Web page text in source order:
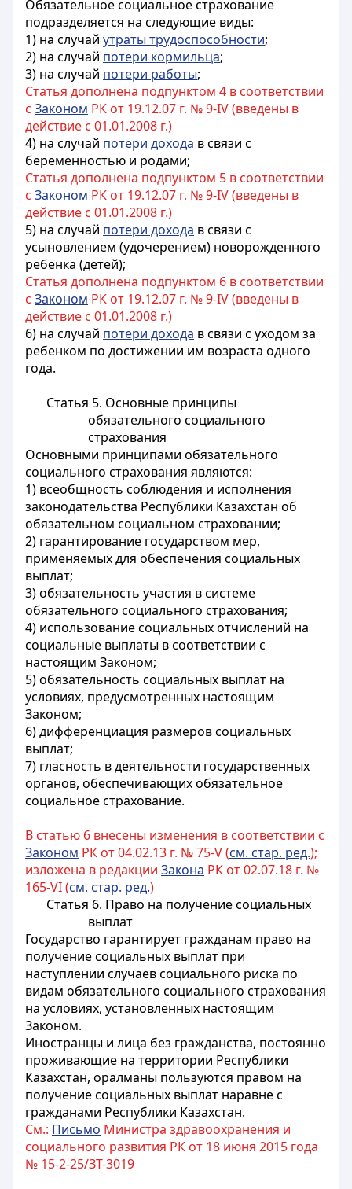
Обязательное социальное страхование
подразделяется на следующие виды:
1) на случай утраты трудоспособности;
2) на случай потери кормильца;
3) на случай потери работы;
Статья дополнена подпунктом 4 в соответствии
с Законом РК от 19.12.07 г. № 9-IV (введены в
действие с 01.01.2008 г.)
4) на случай потери дохода в связи с
беременностью и родами;
Статья дополнена подпунктом 5 в соответствии
с Законом РК от 19.12.07 г. № 9-IV (введены в
действие с 01.01.2008 г.)
5) на случай потери дохода в связи с
усыновлением (удочерением) новорожденного
ребенка (детей);
Статья дополнена подпунктом 6 в соответствии
с Законом РК от 19.12.07 г. № 9-IV (введены в
действие с 01.01.2008 г.)
6) на случай потери дохода в связи с уходом за
ребенком по достижении им возраста одного
года.
Статья 5. Основные принципы
обязательного социального
страхования
Основными принципами обязательного
социального страхования являются:
1) всеобщность соблюдения и исполнения
законодательства Республики Казахстан об
обязательном социальном страховании;
2) гарантирование государством мер,
применяемых для обеспечения социальных
выплат;
3) обязательность участия в системе
обязательного социального страхования;
4) использование социальных отчислений на
социальные выплаты в соответствии с
настоящим Законом;
5) обязательность социальных выплат на
условиях, предусмотренных настоящим
Законом;
6) дифференциация размеров социальных
выплат;
7) гласность в деятельности государственных
органов, обеспечивающих обязательное
социальное страхование.
В статью 6 внесены изменения в соответствии с
Законом РК от 04.02.13 г. № 75-V (см. стар. ред.);
изложена в редакции Закона РК от 02.07.18 г. №
165-VI (см. стар. ред.)
Статья 6. Право на получение социальных
выплат
Государство гарантирует гражданам право на
получение социальных выплат при
наступлении случаев социального риска по
видам обязательного социального страхования
на условиях, установленных настоящим
Законом.
Иностранцы и лица без гражданства, постоянно
проживающие на территории Республики
Казахстан, оралманы пользуются правом на
получение социальных выплат наравне с
гражданами Республики Казахстан.
См.: Письмо Министра здравоохранения и
социального развития РК от 18 июня 2015 года
№ 15-2-25/ЗТ-3019